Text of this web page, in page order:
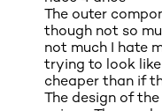
The outer
though not so
not much I hate
trying to look
cheaper than if
The design of